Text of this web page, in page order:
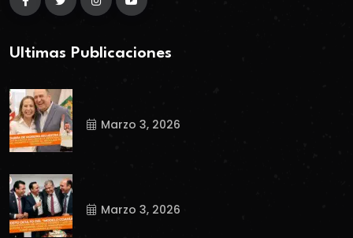
Ultimas Publicaciones
Marzo 3, 2026
Marzo 3, 2026